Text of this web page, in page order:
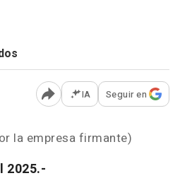
Abrir opciones para
IA Seguir en
la empresa firmante)
2025.-